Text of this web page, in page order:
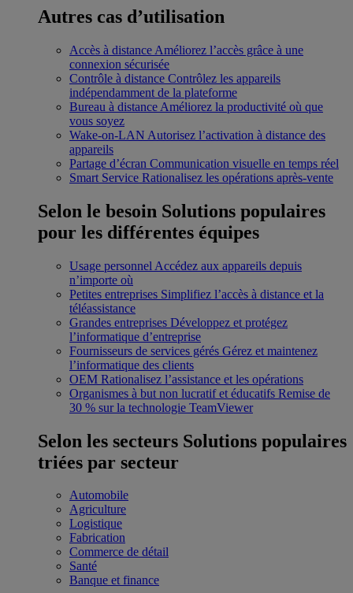
Autres cas d’utilisation
Accès à distance Améliorez l’accès grâce à une
connexion sécurisée
Contrôle à distance Contrôlez les appareils
indépendamment de la plateforme
Bureau à distance Améliorez la productivité où que
vous soyez
Wake-on-LAN Autorisez l’activation à distance des
appareils
Partage d’écran Communication visuelle en temps réel
Smart Service Rationalisez les opérations après-vente
Selon le besoin Solutions populaires
pour les différentes équipes
Usage personnel Accédez aux appareils depuis
n’importe où
Petites entreprises Simplifiez l’accès à distance et la
téléassistance
Grandes entreprises Développez et protégez
l’informatique d’entreprise
Fournisseurs de services gérés Gérez et maintenez
l’informatique des clients
OEM Rationalisez l’assistance et les opérations
Organismes à but non lucratif et éducatifs Remise de
30 % sur la technologie TeamViewer
Selon les secteurs Solutions populaires
triées par secteur
Automobile
Agriculture
Logistique
Fabrication
Commerce de détail
Santé
Banque et finance